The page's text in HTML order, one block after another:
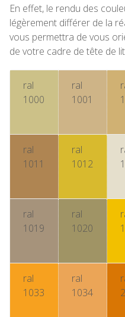
En effet, le rendu des
légèrement différer de la
vous permettra de vous
de votre cadre de tête de
ral
1000
ral
1001
ral
1011
ral
1012
ral
1019
ral
1020
ral
1033
ral
1034